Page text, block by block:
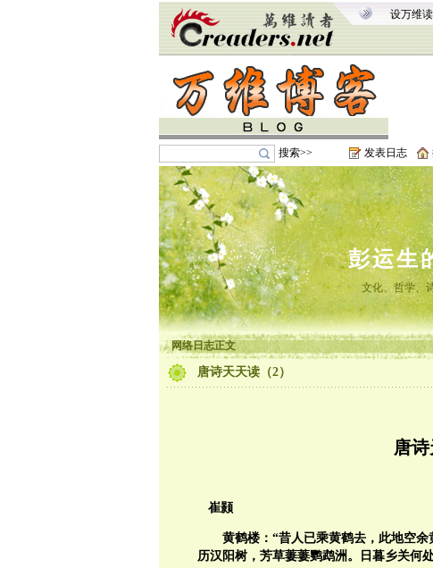
设万维
搜索>> 发表日志
彭运生
文化、哲学、
网络日志正文
唐诗天天读（2）
唐诗
崔颢
黄鹤楼：“昔人已乘黄鹤去，此地空
历汉阳树，芳草萋萋鹦鹉洲。日暮乡关何